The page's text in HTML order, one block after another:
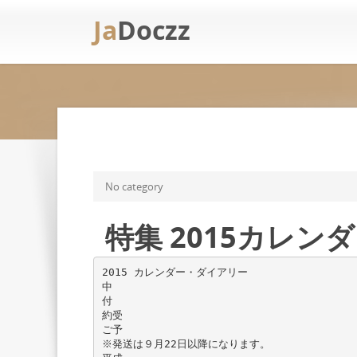
JaDoczz
No category
特集 2015カレン
2015 カレンダー・ダイアリー
中
付
約受
ご予
※発送は９月22日以降になります。